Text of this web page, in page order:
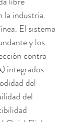
la industria.
El sistema
y los
contra
integrados
del
del